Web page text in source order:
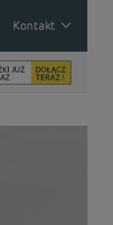
Kontakt